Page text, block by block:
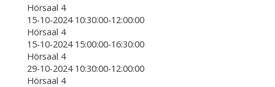
Hörsaal 4
15-10-2024 10:30:00-12:00:00
Hörsaal 4
15-10-2024 15:00:00-16:30:00
Hörsaal 4
29-10-2024 10:30:00-12:00:00
Hörsaal 4